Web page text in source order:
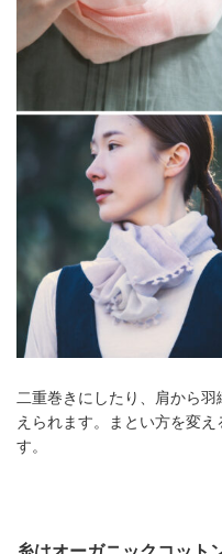
二重巻きにしたり、肩から
えられます。まとい方を変
す。